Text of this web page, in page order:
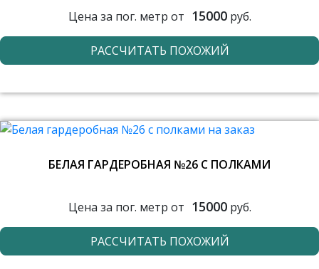
Цена за пог. метр от 15000руб.
РАССЧИТАТЬ ПОХОЖИЙ
БЕЛАЯ ГАРДЕРОБНАЯ №26 С ПОЛКАМИ
Цена за пог. метр от 15000руб.
РАССЧИТАТЬ ПОХОЖИЙ